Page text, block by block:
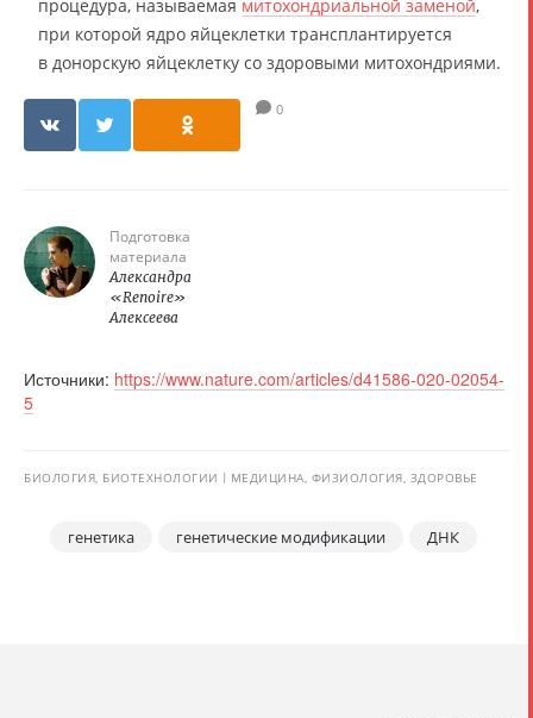
процедура, называемая митохондриальной заменой,
при которой ядро яйцеклетки трансплантируется
в донорскую яйцеклетку со здоровыми митохондриями.
0
Подготовка
материала
Александра
«Renoire»
Алексеева
Источники: https://www.nature.com/articles/d41586-020-02054-
5
БИОЛОГИЯ, БИОТЕХНОЛОГИИ МЕДИЦИНА, ФИЗИОЛОГИЯ, ЗДОРОВЬЕ
генетика генетические модификации ДНК